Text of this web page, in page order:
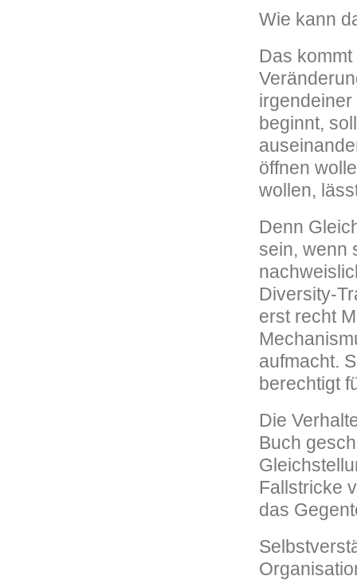
Wie kann
Das
beginnt,
öffnen
wollen,
Denn
sein, wenn
Diversity-
erst recht
aufmacht.
berechtigt
Die
Buch
Fallstricke
das